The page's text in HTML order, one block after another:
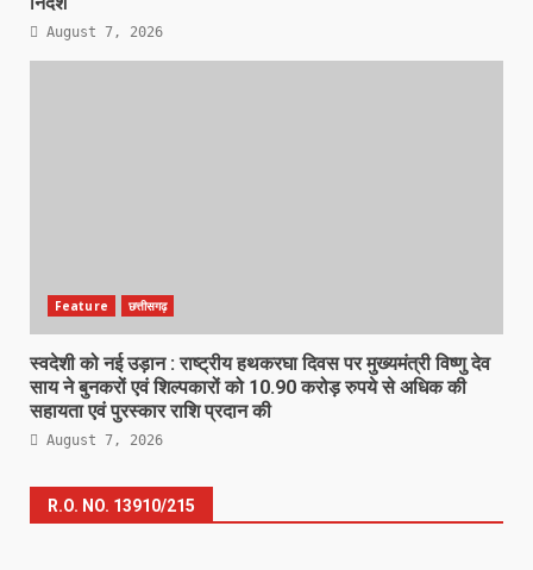
August 7, 2026
Feature छत्तीसगढ़
स्वदेशी को नई उड़ान : राष्ट्रीय हथकरघा दिवस पर मुख्यमंत्री विष्णु देव
साय ने बुनकरों एवं शिल्पकारों को 10.90 करोड़ रुपये से अधिक की
सहायता एवं पुरस्कार राशि प्रदान की
August 7, 2026
R.O. NO. 13910/215